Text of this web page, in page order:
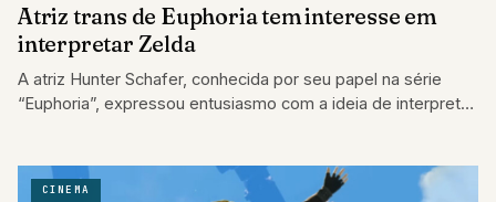
Atriz trans de Euphoria tem interesse em
interpretar Zelda
A atriz Hunter Schafer, conhecida por seu papel na série
“Euphoria”, expressou entusiasmo com a ideia de interpretar
CINEMA